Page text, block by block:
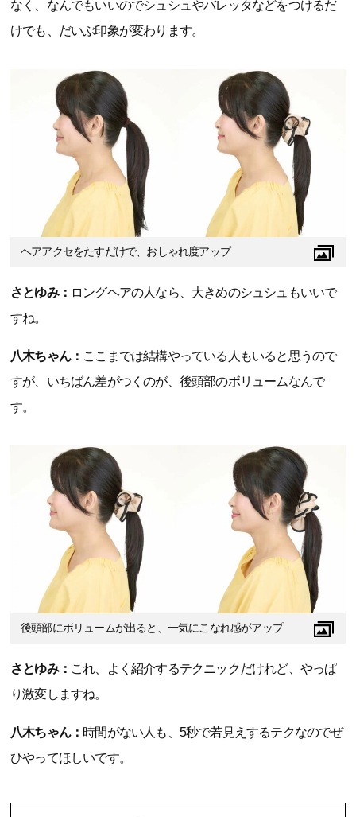
なく、なんでもいいのでシュシュやバレッタなどをつけるだ
けでも、だいぶ印象が変わります。
ヘアアクセをたすだけで、おしゃれ度アップ
さとゆみ： ロングヘアの人なら、大きめのシュシュもいいで
すね。
八木ちゃん： ここまでは結構やっている人もいると思うので
すが、いちばん差がつくのが、後頭部のボリュームなんで
す。
後頭部にボリュームが出ると、一気にこなれ感がアップ
さとゆみ： これ、よく紹介するテクニックだけれど、やっぱ
り激変しますね。
八木ちゃん： 時間がない人も、5秒で若見えするテクなのでぜ
ひやってほしいです。